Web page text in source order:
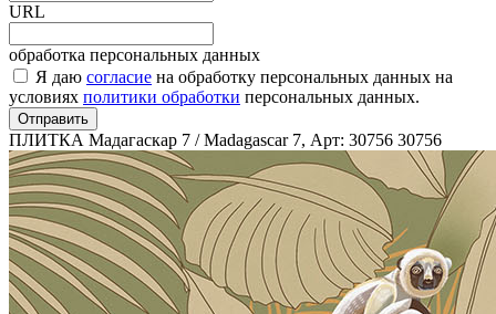
URL
обработка персональных данных
Я даю согласие на обработку персональных данных на
условиях политики обработки персональных данных.
Отправить
ПЛИТКА Мадагаскар 7 / Madagascar 7, Арт: 30756 30756